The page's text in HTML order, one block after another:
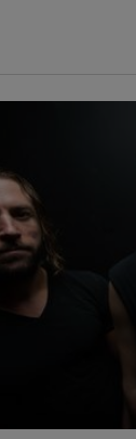
Tallinnassa –
Ülase